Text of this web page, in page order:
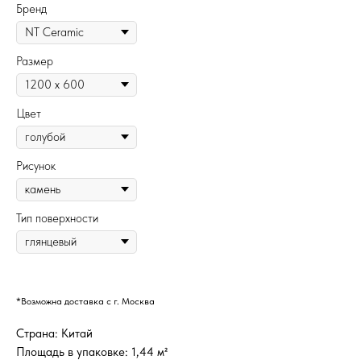
Бренд
Размер
Цвет
Рисунок
Тип поверхности
*Возможна доставка с г. Москва
Страна: Китай
Площадь в упаковке: 1,44 м²